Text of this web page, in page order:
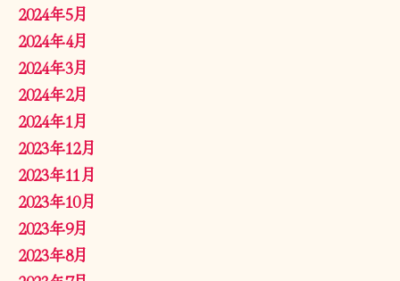
2024年5月
2024年4月
2024年3月
2024年2月
2024年1月
2023年12月
2023年11月
2023年10月
2023年9月
2023年8月